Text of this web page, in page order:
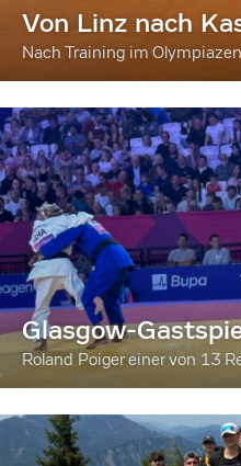
Von Linz nach
Nach Training im
Glasgow-
Roland Poiger einer von 13